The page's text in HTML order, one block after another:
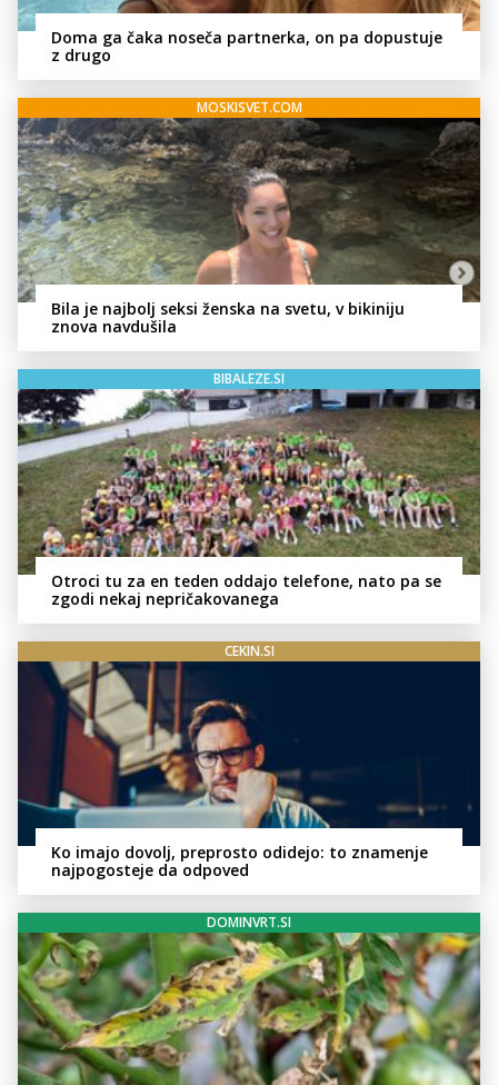
Doma ga čaka noseča partnerka, on pa dopustuje
z drugo
MOSKISVET.COM
Bila je najbolj seksi ženska na svetu, v bikiniju
znova navdušila
BIBALEZE.SI
Otroci tu za en teden oddajo telefone, nato pa se
zgodi nekaj nepričakovanega
CEKIN.SI
Ko imajo dovolj, preprosto odidejo: to znamenje
najpogosteje da odpoved
DOMINVRT.SI